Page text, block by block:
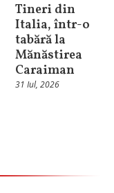
Tineri din
Italia, într-o
tabără la
Mănăstirea
Caraiman
31 Iul, 2026